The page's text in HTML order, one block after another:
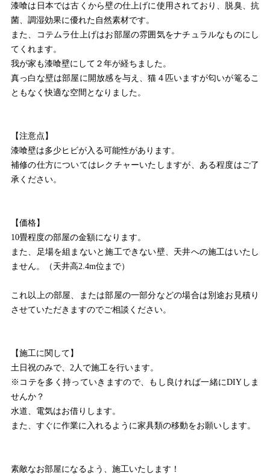
漆喰は日本では古くから壁の仕上げに使用されており、脱臭、抗
菌、調湿効果に優れた自然素材です。
また、コテムラ仕上げはお部屋の雰囲気をナチュラルなものにし
てくれます。
我が家も漆喰壁にして２年が経ちました。
真っ白な壁は部屋に開放感を与え、猫４匹いますが匂いが篭るこ
ともなく快適な空間となりました。
【注意点】
漆喰壁は多少ヒビが入る可能性があります。
補修の仕方についてはレクチャーいたしますが、ある程度はご了
承ください。
【価格】
10畳程度の部屋の金額になります。
また、足場を組まないと施工できない壁、天井への施工はいたし
ません。（天井高2.4m位まで）
これ以上の部屋、または部屋の一部分などの場合は別途お見積り
させていただきますのでご相談ください。
【施工に関して】
土日祝のみで、2人で施工を行います。
※コテを多く持っていきますので、もし良ければ一緒にDIYしま
せんか？
水道、電気はお借りします。
また、すぐに作業に入れるように家具類の移動をお願いします。
素敵なお部屋になるよう、施工いたします！